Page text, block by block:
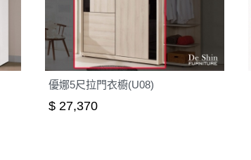
優娜5尺拉門衣櫥(U08)
$ 27,370